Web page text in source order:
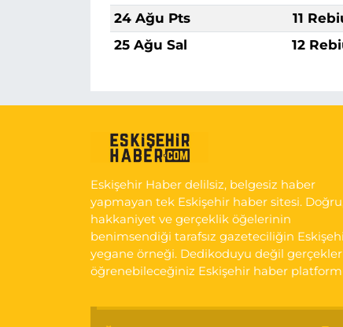
24 Ağu Pts
11
25 Ağu Sal
12
Eskişehir Haber delilsiz, belgesiz haber
yapmayan tek Eskişehir haber sitesi.
hakkaniyet ve gerçeklik öğelerinin
benimsendiği tarafsız gazeteciliğin
yegane örneği. Dedikoduyu değil
öğrenebileceğiniz Eskişehir haber